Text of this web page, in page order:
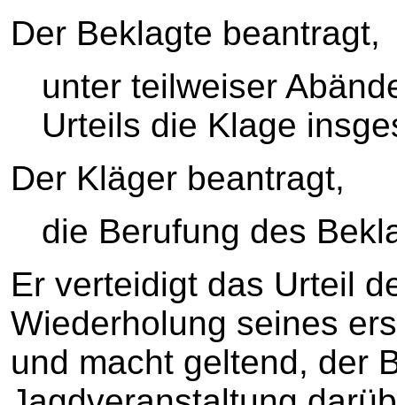
Der Beklagte beantragt,
unter teilweiser
Urteils die Klage
Der Kläger beantragt,
die Berufung des
Er verteidigt das Urteil
Wiederholung seines
und macht geltend, der